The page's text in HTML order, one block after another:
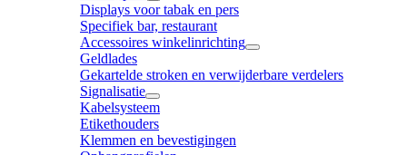
Displays voor tabak en pers
Specifiek bar, restaurant
Accessoires winkelinrichting
Geldlades
Gekartelde stroken en verwijderbare verdelers
Signalisatie
Kabelsysteem
Etikethouders
Klemmen en bevestigingen